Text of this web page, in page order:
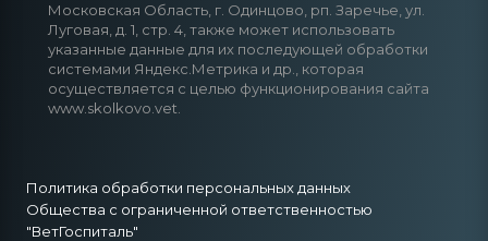
Московская Область, г. Одинцово, рп. Заречье, ул.
Луговая, д. 1, стр. 4, также может использовать
указанные данные для их последующей обработки
системами Яндекс.Метрика и др., которая
осуществляется с целью функционирования сайта
www.skolkovo.vet.
Политика обработки персональных данных
Общества с ограниченной ответственностью
"ВетГоспиталь"